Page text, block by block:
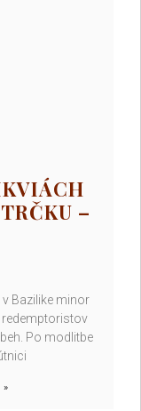
–
Bazilike minor
redemptoristov
Po modlitbe
»